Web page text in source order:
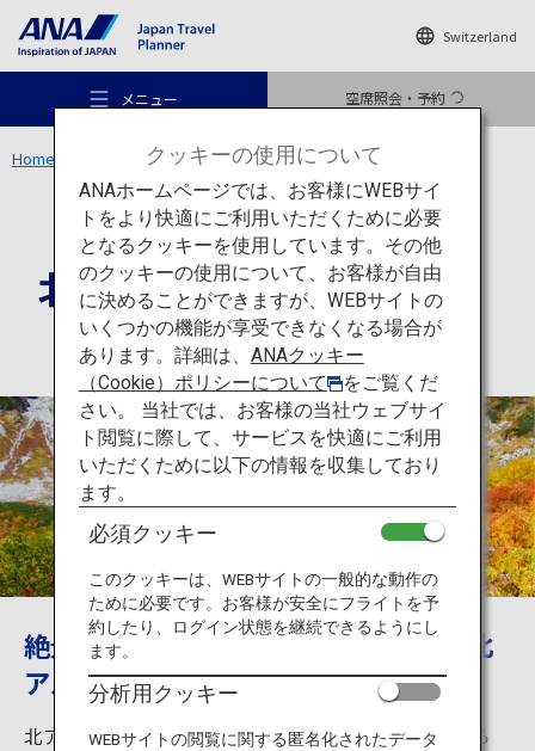
Switzerland
メニュー 空席照会・予約
おすすめの旅
旅のアイデア
行き先
旅のお役立ち情報
ANA サービス
Home 中部エリア 北アルプス（涸沢カール）
体験 長野
北アルプス（涸沢カール）
絶景からアクティビティまで楽しめる北
アルプス
北アルプスは、「日本アルプス」の一つ。2,000mから
クッキーの使用について
ANAホームページでは、お客様にWEBサイ
トをより快適にご利用いただくために必要
となるクッキーを使用しています。その他
のクッキーの使用について、お客様が自由
に決めることができますが、WEBサイトの
いくつかの機能が享受できなくなる場合が
あります。詳細は、 ANAクッキー
（Cookie）ポリシーについて
をご覧くだ
さい。 当社では、お客様の当社ウェブサイ
ト閲覧に際して、サービスを快適にご利用
いただくために以下の情報を収集しており
ます。
必須クッキー
このクッキーは、WEBサイトの一般的な動作の
ために必要です。お客様が安全にフライトを予
約したり、ログイン状態を継続できるようにし
ます。
分析用クッキー
WEBサイトの閲覧に関する匿名化されたデータ